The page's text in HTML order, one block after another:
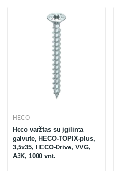
HECO
Heco varžtas su įgilinta
galvute, HECO-TOPIX-plus,
3,5x35, HECO-Drive, VVG,
A3K, 1000 vnt.